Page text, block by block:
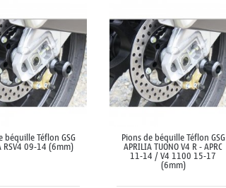
béquille Téflon GSG
RSV4 09-14 (6mm)
Pions de béquille Téflon GSG
APRILIA TUONO V4 R - APRC
11-14 / V4 1100 15-17
(6mm)